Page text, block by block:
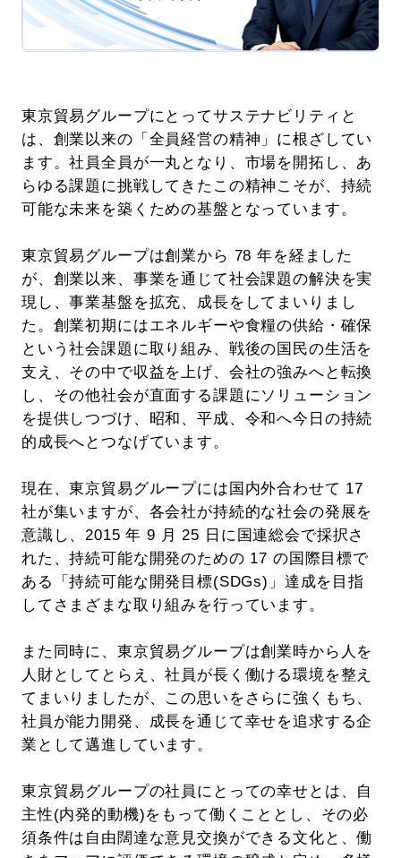
東京貿易グループにとってサステナビリティと
は、創業以来の「全員経営の精神」に根ざしてい
ます。社員全員が一丸となり、市場を開拓し、あ
らゆる課題に挑戦してきたこの精神こそが、持続
可能な未来を築くための基盤となっています。
東京貿易グループは創業から 78 年を経ました
が、創業以来、事業を通じて社会課題の解決を実
現し、事業基盤を拡充、成長をしてまいりまし
た。創業初期にはエネルギーや食糧の供給・確保
という社会課題に取り組み、戦後の国民の生活を
支え、その中で収益を上げ、会社の強みへと転換
し、その他社会が直面する課題にソリューション
を提供しつづけ、昭和、平成、令和へ今日の持続
的成長へとつなげています。
現在、東京貿易グループには国内外合わせて 17
社が集いますが、各会社が持続的な社会の発展を
意識し、2015 年 9 月 25 日に国連総会で採択さ
れた、持続可能な開発のための 17 の国際目標で
ある「持続可能な開発目標(SDGs)」達成を目指
してさまざまな取り組みを行っています。
また同時に、東京貿易グループは創業時から人を
人財としてとらえ、社員が長く働ける環境を整え
てまいりましたが、この思いをさらに強くもち、
社員が能力開発、成長を通じて幸せを追求する企
業として邁進しています。
東京貿易グループの社員にとっての幸せとは、自
主性(内発的動機)をもって働くこととし、その必
須条件は自由闊達な意見交換ができる文化と、働